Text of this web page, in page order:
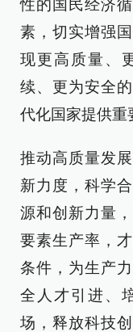
性的国民经济
素，切实增强
现更高质量、
续、更为安全
代化国家提供重
推动高质量发
新力度，科学
源和创新力量
要素生产率，
条件，为生产
全人才引进、
场，释放科技